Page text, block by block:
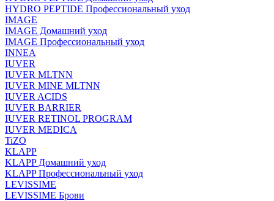
HYDRO PEPTIDE Профессиональный уход
IMAGE
IMAGE Домашний уход
IMAGE Профессиональный уход
INNEA
IUVER
IUVER MLTNN
IUVER MINE MLTNN
IUVER ACIDS
IUVER BARRIER
IUVER RETINOL PROGRAM
IUVER MEDICA
TiZO
KLAPP
KLAPP Домашний уход
KLAPP Профессиональный уход
LEVISSIME
LEVISSIME Брови